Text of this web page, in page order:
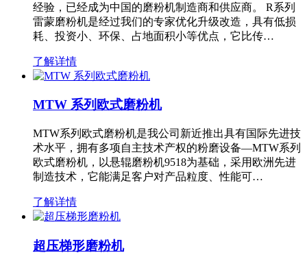
经验，已经成为中国的磨粉机制造商和供应商。 R系列
雷蒙磨粉机是经过我们的专家优化升级改造，具有低损
耗、投资小、环保、占地面积小等优点，它比传…
了解详情
MTW 系列欧式磨粉机
MTW系列欧式磨粉机是我公司新近推出具有国际先进技
术水平，拥有多项自主技术产权的粉磨设备—MTW系列
欧式磨粉机，以悬辊磨粉机9518为基础，采用欧洲先进
制造技术，它能满足客户对产品粒度、性能可…
了解详情
超压梯形磨粉机